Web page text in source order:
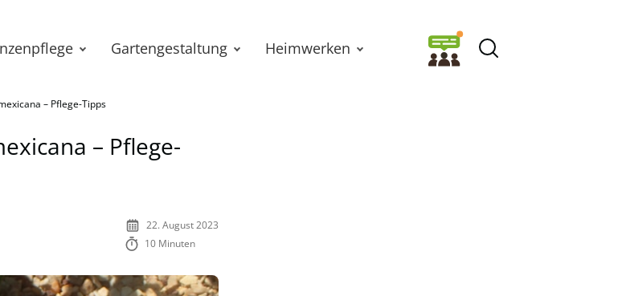
Gartengestaltung Heimwerken
– Pflege-Tipps
– Pflege-
22. August 2023
10 Minuten